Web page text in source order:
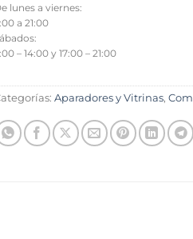
lunes a viernes:
a 21:00
– 14:00 y 17:00 – 21:00
Aparadores y Vitrinas,